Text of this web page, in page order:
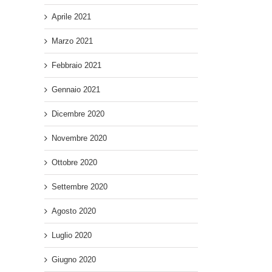
Aprile 2021
Marzo 2021
Febbraio 2021
Gennaio 2021
Dicembre 2020
Novembre 2020
Ottobre 2020
Settembre 2020
Agosto 2020
Luglio 2020
Giugno 2020